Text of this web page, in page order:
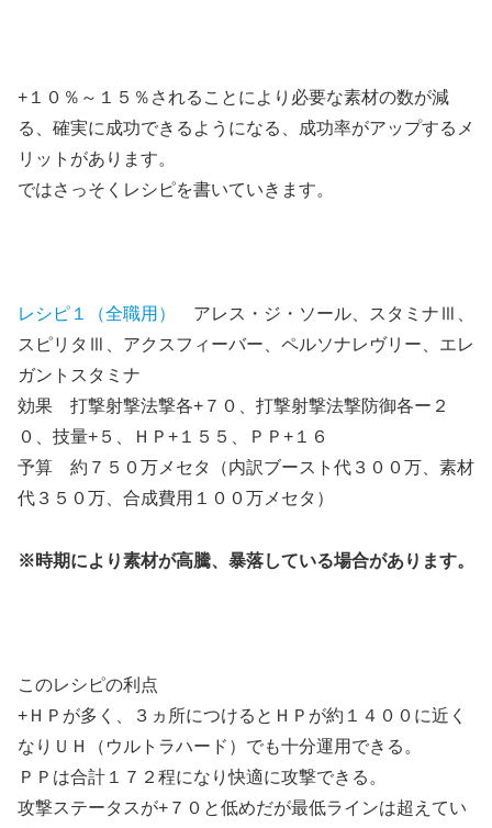
+１０％～１５％されることにより必要な素材の数が減
る、確実に成功できるようになる、成功率がアップするメ
リットがあります。
ではさっそくレシピを書いていきます。
レシピ１（全職用）
アレス・ジ・ソール、スタミナⅢ、
スピリタⅢ、アクスフィーバー、ペルソナレヴリー、エレ
ガントスタミナ
効果 打撃射撃法撃各+７０、打撃射撃法撃防御各ー２
０、技量+５、ＨＰ+１５５、ＰＰ+１６
予算 約７５０万メセタ（内訳ブースト代３００万、素材
代３５０万、合成費用１００万メセタ）
※時期により素材が高騰、暴落している場合があります。
このレシピの利点
+ＨＰが多く、３ヵ所につけるとＨＰが約１４００に近く
なりＵＨ（ウルトラハード）でも十分運用できる。
ＰＰは合計１７２程になり快適に攻撃できる。
攻撃ステータスが+７０と低めだが最低ラインは超えてい